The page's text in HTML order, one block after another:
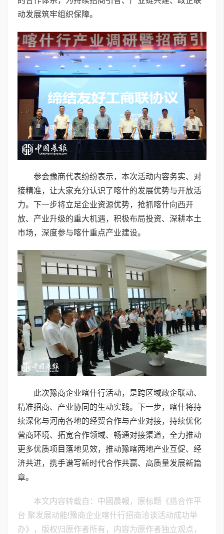
动发展筑牢组织保障。
参会豫商代表纷纷表示，本次活动内容务实、对
接精准，让大家充分认识了喀什的发展优势与开放活
力。下一步将立足企业资源优势，抢抓喀什向西开
放、产业升级的重大机遇，积极布局投资、深耕本土
市场，深度参与喀什重点产业建设。
此次豫商企业喀什行活动，是跨区域政企联动、
精准招商、产业协同的生动实践。下一步，喀什将持
续深化与河南各地的经贸合作与产业对接，持续优化
营商环境、拓宽合作领域、畅通对接渠道，全力推动
更多优质项目落地见效，推动豫喀两地产业互促、经
济共进，携手谱写新时代合作共赢、高质量发展新篇
章。
本文内容转载自：中國晨報，原标题《搭合作平
台 聚发展动能!豫商企业喀什行招商洽谈活动成功举
办》，版权归原作者所有，内容为原作者独立观点，